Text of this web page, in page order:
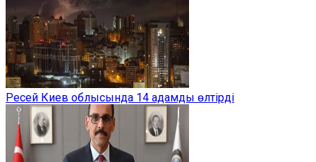
Ресей Киев облысында 14 адамды өлтірді